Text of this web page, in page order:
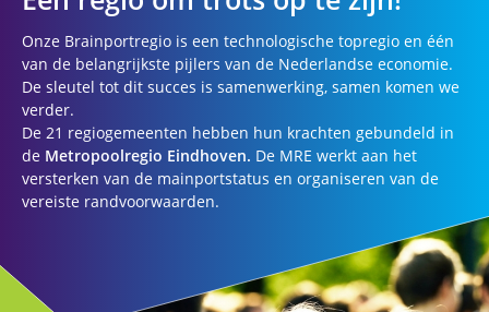
Onze Brainportregio is een technologische topregio en één
van de belangrijkste pijlers van de Nederlandse economie.
De sleutel tot dit succes is samenwerking, samen komen we
verder.
De 21 regiogemeenten hebben hun krachten gebundeld in
de Metropoolregio Eindhoven. De MRE werkt aan het
versterken van de mainportstatus en organiseren van de
vereiste randvoorwaarden.